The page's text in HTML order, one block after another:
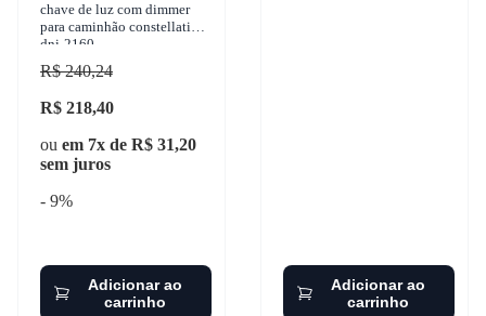
chave de luz com dimmer
para caminhão constellation
dni-2160
R$ 240,24
R$ 218,40
ou em 7x de R$ 31,20
sem juros
- 9%
Adicionar ao
carrinho
Adicionar ao
carrinho